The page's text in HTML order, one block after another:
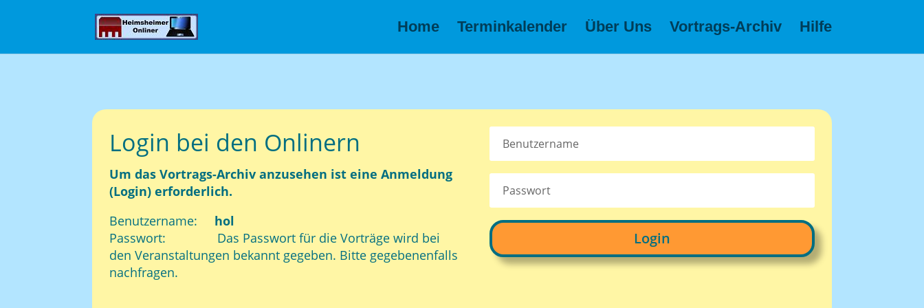
Home Terminkalender Über Uns Vortrags-Archiv Hilfe
Login bei den Onlinern
Um das Vortrags-Archiv anzusehen ist eine Anmeldung
(Login) erforderlich.
Benutzername:
hol
Passwort: Das Passwort für die Vorträge wird bei
den Veranstaltungen bekannt gegeben. Bitte gegebenenfalls
nachfragen.
Login